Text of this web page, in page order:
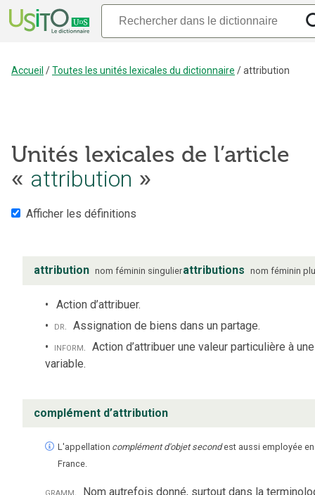
Accueil /Toutes les unités lexicales du dictionnaire /attribution
Unités lexicales de l’article
« attribution »
Afficher les définitions
attribution nom féminin singulierattributions nom féminin
Action d’attribuer.
dr. Assignation de biens dans un partage.
inform. Action d’attribuer une valeur particulière à une
variable.
complément d’attribution
L'appellation complément d'objet secondest aussi employée en
France.
gramm. Nom autrefois donné, surtout dans la